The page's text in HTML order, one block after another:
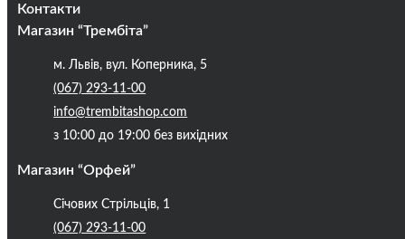
Кредити
Контакти
Публічна оферта
Бренди
Блог
Контакти
Магазин “Трембіта”
м. Львів, вул. Коперника, 5
(067) 293-11-00
info@trembitashop.com
з 10:00 до 19:00 без вихідних
Магазин “Орфей”
Січових Стрільців, 1
(067) 293-11-00